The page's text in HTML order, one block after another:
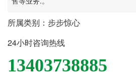
所属类别：步步惊心
24小时咨询热线
13403738885